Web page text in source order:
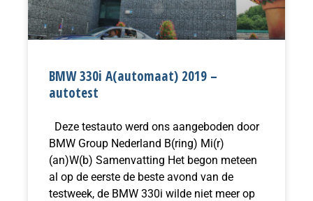
BMW 330i A(automaat) 2019 –
autotest
Deze testauto werd ons aangeboden door
BMW Group Nederland B(ring) Mi(r)
(an)W(b) Samenvatting Het begon meteen
al op de eerste de beste avond van de
testweek, de BMW 330i wilde niet meer op